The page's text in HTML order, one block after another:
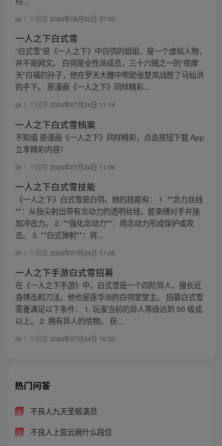
1 个回答 2024年08月02日 07:03
一人之下白式雪
“白式雪”是《一人之下》中白鸮的姐姐，是一个虚拟人物，
并不是网文。 白鸮是全性派成员，三十六贼之一的“夜摩
天”白福的孙子，他在罗天大醮中帮助张楚岚战胜了马仙洪
的手下。 原漫画《一人之下》同样精彩...
1 个回答 2024年07月24日 11:14
一人之下白式雪档案
不知道 原漫画《一人之下》同样精彩，点击按钮下载 App
立享精彩内容！
1 个回答 2024年07月24日 11:06
一人之下白式雪技能
《一人之下》白式雪是白鸮，她的技能有： 1. **念力丝线
**：从指尖射出带有念动力的透明丝线，能束缚对手并施
加冲击力。 2. **强化念动力**：用念动力形成保护或攻
击。 3. **白式弹射**：将...
1 个回答 2024年07月24日 11:05
一人之下手游白式雪招募
在《一人之下手游》中，白式雪是一个四阶异人，擅长近
身搏击和刀法，他也是莲华派的白鸮堂堂主。 招募白式雪
需要满足以下条件： 1. 玩家当前的异人等级达到 50 级或
以上。 2. 拥有异人的信物。 获...
1 个回答 2024年07月24日 10:53
热门问答
1 不良人九天圣姬演员
2 不良人上官云阙什么段位